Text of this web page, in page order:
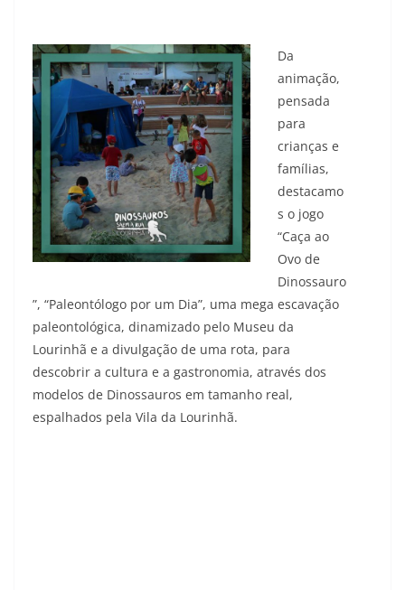
Da
animação,
pensada
para
crianças e
famílias,
destacamo
s o jogo
“Caça ao
Ovo de
Dinossauro
”, “Paleontólogo por um Dia”, uma mega escavação
paleontológica, dinamizado pelo Museu da
Lourinhã e a divulgação de uma rota, para
descobrir a cultura e a gastronomia, através dos
modelos de Dinossauros em tamanho real,
espalhados pela Vila da Lourinhã.